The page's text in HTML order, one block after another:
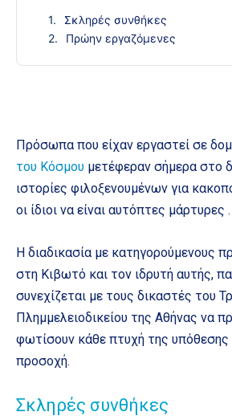
Σκληρές συνθήκες
Πρώην εργαζόμενες
Πρόσωπα που είχαν εργαστεί σε
του Κόσμου μετέφεραν σήμερα στο
ιστορίες φιλοξενουμένων για
οι ίδιοι να είναι αυτόπτες μάρτυρες .
Η διαδικασία με κατηγορούμενους
στη Κιβωτό και τον ιδρυτή αυτής,
συνεχίζεται με τους δικαστές του
Πλημμελειοδικείου της Αθήνας να
φωτίσουν κάθε πτυχή της υπόθεσης
προσοχή.
Σκληρές συνθήκες